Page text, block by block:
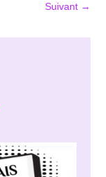
Suivant→